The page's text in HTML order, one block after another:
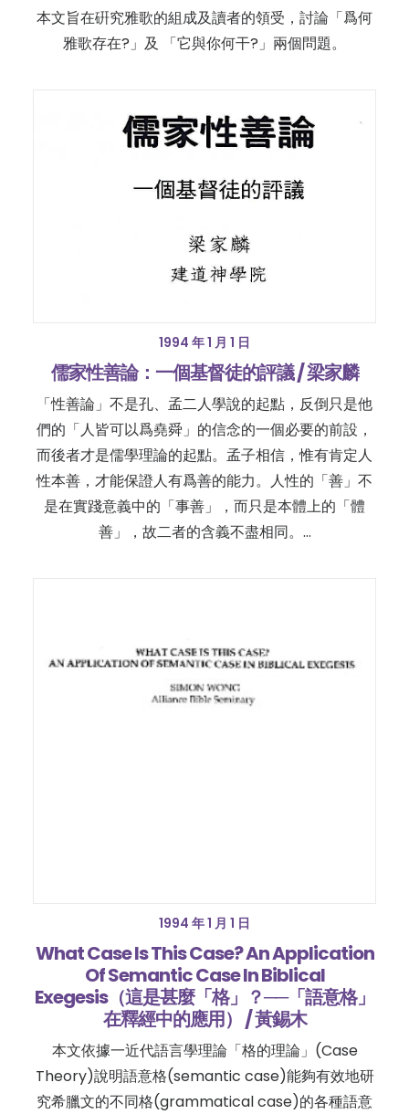
本文旨在硏究雅歌的組成及讀者的領受，討論「爲何
雅歌存在?」及 「它與你何干?」兩個問題。
1994 年 1 月 1 日
儒家性善論：一個基督徒的評議 / 梁家麟
「性善論」不是孔、孟二人學說的起點，反倒只是他
們的「人皆可以爲堯舜」的信念的一個必要的前設，
而後者才是儒學理論的起點。孟子相信，惟有肯定人
性本善，才能保證人有爲善的能力。人性的「善」不
是在實踐意義中的「事善」，而只是本體上的「體
善」，故二者的含義不盡相同。…
1994 年 1 月 1 日
What Case Is This Case? An Application
Of Semantic Case In Biblical
Exegesis（這是甚麼「格」？──「語意格」
在釋經中的應用） / 黃錫木
本文依據一近代語言學理論「格的理論」(Case
Theory)說明語意格(semantic case)能夠有效地研
究希臘文的不同格(grammatical case)的各種語意